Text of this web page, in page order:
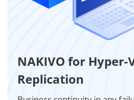
NAKIVO for Hyper-
Replication